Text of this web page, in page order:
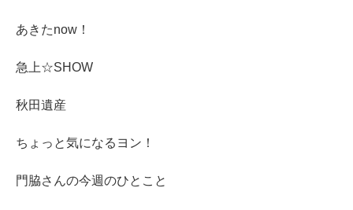
あきたnow！
急上☆SHOW
秋田遺産
ちょっと気になるヨン！
門脇さんの今週のひとこと